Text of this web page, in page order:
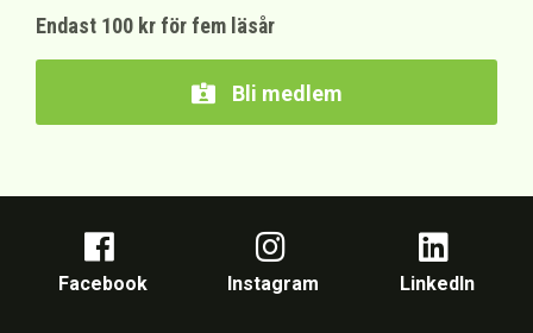
Endast 100 kr för fem läsår
Bli medlem
Facebook Instagram LinkedIn